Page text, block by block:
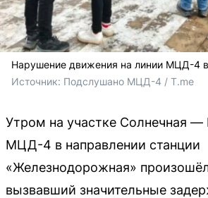
Нарушение движения на линии МЦД-4 в
Источник: Подслушано МЦД-4 / T.me
Утром на участке Солнечная —
МЦД-4 в направлении станции
«Железнодорожная»
вызвавший значительные